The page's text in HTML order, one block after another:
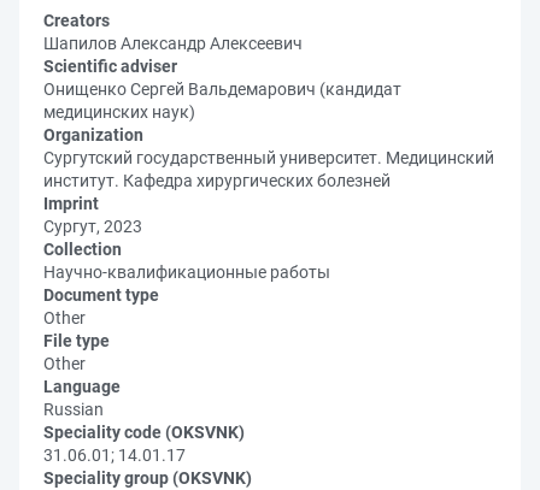
Creators
Шапилов Александр Алексеевич
Scientific adviser
Онищенко Сергей Вальдемарович (кандидат
медицинских наук)
Organization
Сургутский государственный университет. Медицинский
институт. Кафедра хирургических болезней
Imprint
Сургут, 2023
Collection
Научно-квалификационные работы
Document type
Other
File type
Other
Language
Russian
Speciality code (OKSVNK)
31.06.01; 14.01.17
Speciality group (OKSVNK)